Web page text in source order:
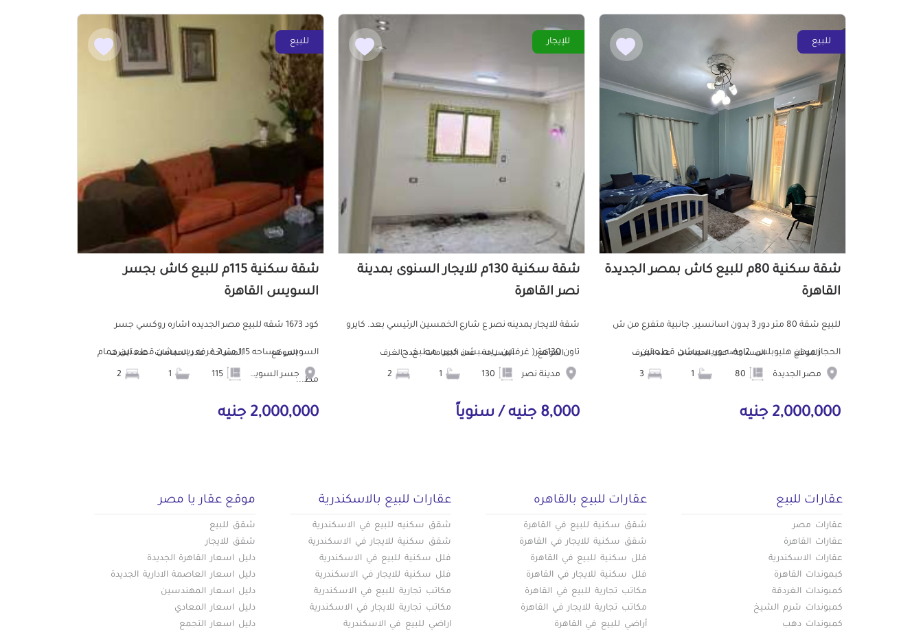
للبيع
شقة سكنية 80م للبيع كاش بمصر الجديدة
القاهرة
للبيع شقة 80 متر دور 3 بدون اسانسير. جانبية متفرع من ش
الحجاز ميدان هليوبلس. 2اوضه وريسيبشن قطعتين...
الموقع
مصر الجديدة
المساحة عدد الحمامات عدد الغرف
2,000,000 جنيه
للإيجار
شقة سكنية 130م للايجار السنوى بمدينة
نصر القاهرة
شقة للايجار بمدينه نصر ع شارع الخمسين الرئيسي بعد. كايرو
تاون 130متر( غرفتين، ريسبشن كبير ، مطبخ، ح...الموقع
مدينة نصر
المساحة عدد الحمامات عدد الغرف
8,000 جنيه / سنوياً
للبيع
شقة سكنية 115م للبيع كاش بجسر
السويس القاهرة
كود 1673 شقه للبيع مصر الجديده اشاره روكسي جسر
السويس مساحه 115 متر 2 غرفه ريسبشن قطعتين حمام
مط...
الموقع
جسر السويس
المساحة عدد الحمامات عدد الغرف
2,000,000 جنيه
عقارات للبيع
عقارات مصر
عقارات القاهرة
عقارات الاسكندرية
كبموندات القاهرة
كمبوندات الغردقة
كمبوندات شرم الشيخ
كمبوندات دهب
عقارات للبيع بالقاهره
شقق سكنية للبيع في القاهرة
شقق سكنية للايجار في القاهرة
فلل سكنية للبيع في القاهرة
فلل سكنية للايجار في القاهرة
مكاتب تجارية للبيع في القاهرة
مكاتب تجارية للايجار في القاهرة
أراضي للبيع في القاهرة
عقارات للبيع بالاسكندرية
شقق سكنيه للبيع في الاسكندرية
شقق سكنية للايجار في الاسكندرية
فلل سكنية للبيع في الاسكندرية
فلل سكنية للايجار في الاسكندرية
مكاتب تجارية للبيع في الاسكندرية
مكاتب تجارية للايجار في الاسكندرية
اراضي للبيع في الاسكندرية
موقع عقار يا مصر
شقق للبيع
شقق للايجار
دليل اسعار القاهرة الجديدة
دليل اسعار العاصمة الادارية الجديدة
دليل اسعار المهندسين
دليل اسعار المعادي
دليل اسعار التجمع